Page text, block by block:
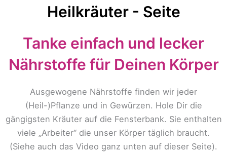
Heilkräuter - Seite
Tanke einfach und lecker
Nährstoffe für Deinen Körper
Ausgewogene Nährstoffe finden wir jeder
(Heil-)Pflanze und in Gewürzen. Hole Dir die
gängigsten Kräuter auf die Fensterbank. Sie enthalten
viele „Arbeiter“ die unser Körper täglich braucht.
(Siehe auch das Video ganz unten auf dieser Seite).